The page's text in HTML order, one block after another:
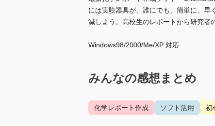
には実験器具が、誰にでも、簡単に、
減しよう。高校生のレポートから研究者
Windows98/2000/Me/XP 対応
みんなの感想まとめ
化学レポート作成 ソフト活用 初